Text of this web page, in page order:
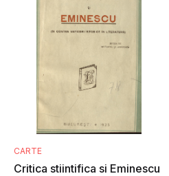
CARTE
Critica stiintifica si Eminescu